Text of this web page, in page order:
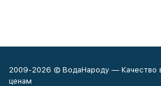
2009-2026 © ВодаНароду — Качество
ценам